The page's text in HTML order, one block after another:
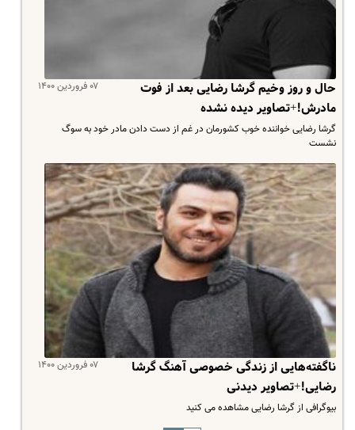
۰۷ فروردین ۱۴۰۰
حال و روز وخیم گرشا رضایی بعد از فوت
مادرش!+تصاویر دیده نشده
گرشا رضایی خواننده خوب کشورمان در غم از دست دادن مادر خود به سوگ
نشست
۰۷ فروردین ۱۴۰۰
ناگفته‌هایی از زندگی خصوصی آهنگ گرشا
رضایی!+تصاویر دیدنی
بیوگرافی از گرشا رضایی مشاهده می کنید